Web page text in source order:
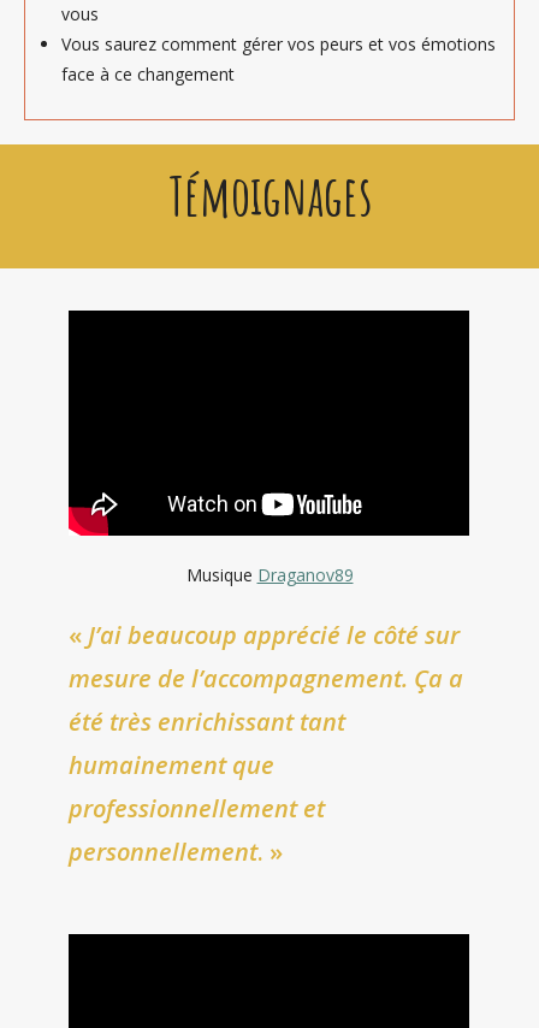
vous
Vous saurez comment gérer vos peurs et vos émotions
face à ce changement
Témoignages
Musique Draganov89
« J’ai beaucoup apprécié le côté sur
mesure de l’accompagnement. Ça a
été très enrichissant tant
humainement que
professionnellement et
personnellement. »